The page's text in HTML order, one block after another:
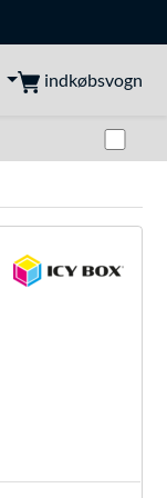
indkøbsvogn